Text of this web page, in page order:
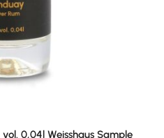
0,04l Weisshaus Sample